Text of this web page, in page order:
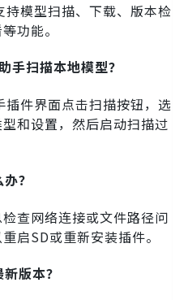
模型扫描、下载、版本检
功能。
扫描本地模型？
件界面点击扫描按钮，选
和设置，然后启动扫描过
？
查网络连接或文件路径问
启SD或重新安装插件。
版本？